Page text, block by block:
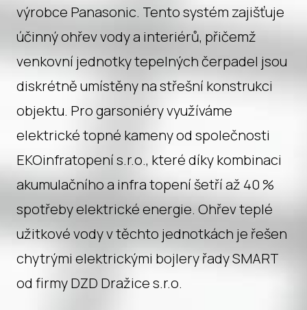
výrobce Panasonic. Tento systém zajišťuje
účinný ohřev vody a interiérů, přičemž
venkovní jednotky tepelných čerpadel jsou
diskrétně umístěny na střešní konstrukci
objektu. Pro garsoniéry využíváme
elektrické topné kameny od společnosti
EKOinfratopení s.r.o., které díky kombinaci
akumulačního a infra topení šetří až 40 %
spotřeby elektrické energie. Ohřev teplé
užitkové vody v těchto jednotkách je řešen
chytrými elektrickými bojlery řady SMART
od firmy DZD Dražice s.r.o.